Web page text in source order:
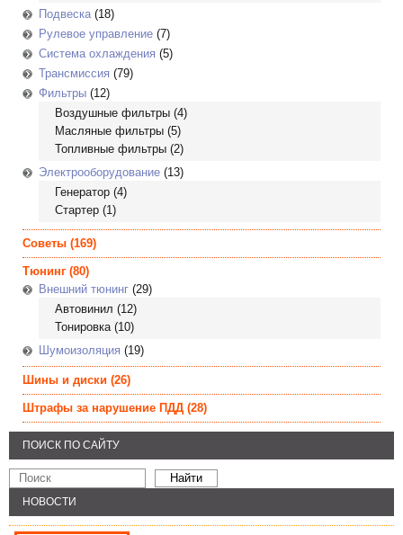
Подвеска(18)
Рулевое управление (7)
Система охлаждения (5)
Трансмиссия (79)
Фильтры (12)
Воздушные фильтры (4)
Масляные фильтры (5)
Топливные фильтры (2)
Электрооборудование (13)
Генератор (4)
Стартер (1)
Советы (169)
Тюнинг (80)
Внешний тюнинг (29)
Автовинил (12)
Тонировка(10)
Шумоизоляция (19)
Шины и диски (26)
Штрафы за нарушение ПДД (28)
ПОИСК ПО САЙТУ
НОВОСТИ